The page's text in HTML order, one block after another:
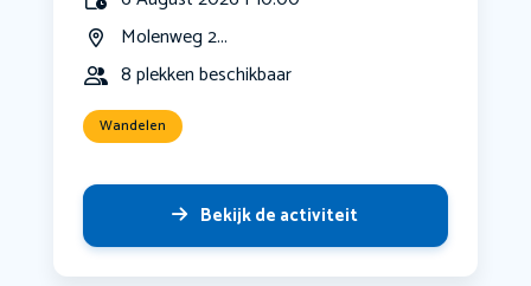
Molenweg 2...
8 plekken beschikbaar
Wandelen
Bekijk de activiteit